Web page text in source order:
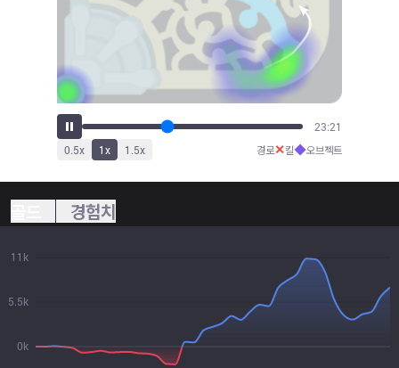
25:42
0.5x 1x 1.5x 경로✕킬◆오브젝트
경험치
0k
5.5k
11k